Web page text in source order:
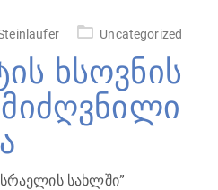
Uncategorized
ხსოვნის
სახლში”